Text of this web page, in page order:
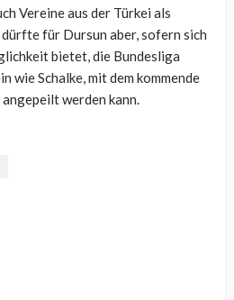
Vereine aus der Türkei als
für Dursun aber, sofern sich
bietet, die Bundesliga
wie Schalke, mit dem kommende
werden kann.